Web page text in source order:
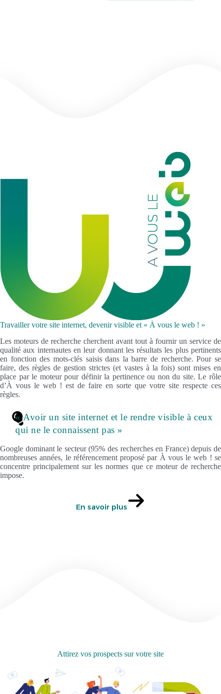
Travailler votre site internet, devenir visible et « À vous le web ! »
Les moteurs de recherche cherchent avant tout à fournir un service de
qualité aux internautes en leur donnant les résultats les plus pertinents
en fonction des mots-clés saisis dans la barre de recherche. Pour se
faire, des règles de gestion strictes (et vastes à la fois) sont mises en
place par le moteur pour définir la pertinence ou non du site. Le rôle
d’À vous le web ! est de faire en sorte que votre site respecte ces
règles.
« Avoir un site internet et le rendre visible à ceux
qui ne le connaissent pas »
Google dominant le secteur (95% des recherches en France) depuis de
nombreuses années, le référencement proposé par À vous le web ! se
concentre principalement sur les normes que ce moteur de recherche
impose.
En savoir plus
Attirez vos prospects sur votre site